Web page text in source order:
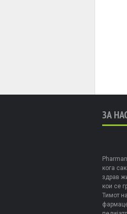
ЗА
кога
здрав
кои се
Тимот